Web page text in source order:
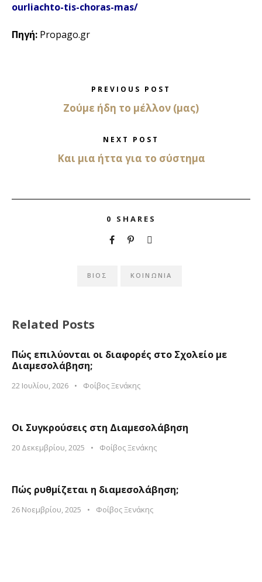
ourliachto-tis-choras-mas/
Πηγή: Propago.gr
PREVIOUS POST
Ζούμε ήδη το μέλλον (μας)
NEXT POST
Και μια ήττα για το σύστημα
0 SHARES
ΒΙΟΣ ΚΟΙΝΩΝΙΑ
Related Posts
Πώς επιλύονται οι διαφορές στο Σχολείο με
Διαμεσολάβηση;
22 Ιουλίου, 2026 • Φοίβος Ξενάκης
Οι Συγκρούσεις στη Διαμεσολάβηση
20 Δεκεμβρίου, 2025 • Φοίβος Ξενάκης
Πώς ρυθμίζεται η διαμεσολάβηση;
26 Νοεμβρίου, 2025 • Φοίβος Ξενάκης